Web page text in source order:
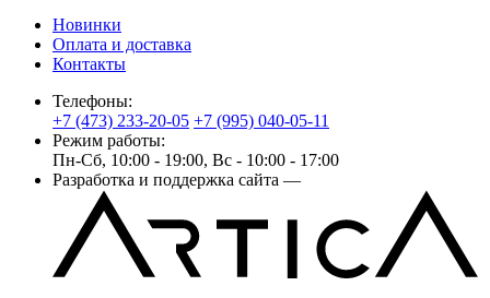
Новинки
Оплата и доставка
Контакты
Телефоны:
+7 (473) 233-20-05 +7 (995) 040-05-11
Режим работы:
Пн-Сб, 10:00 - 19:00, Вс - 10:00 - 17:00
Разработка и поддержка сайта —